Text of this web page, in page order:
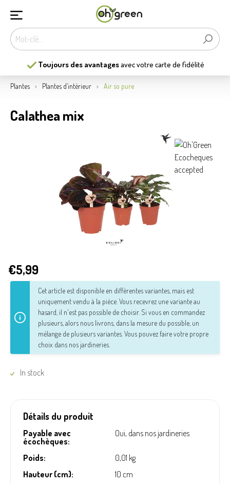
Toujours des avantagesavec votre carte de fidélité
Plantes Plantes d’intérieur Air so pure
Calathea mix
€5,99
Cet article est disponible en différentes variantes, mais est
uniquement vendu à la pièce. Vous recevrez une variante au
hasard, il n'est pas possible de choisir. Si vous en commandez
plusieurs, alors nous livrons, dans la mesure du possible, un
mélange de plusieurs variantes. Vous pouvez faire votre propre
choix dans nos jardineries.
In stock
Détails du produit
Payable avec
écochèques:
Oui, dans nos jardineries
Poids:
0,01 kg
Hauteur (cm):
10 cm